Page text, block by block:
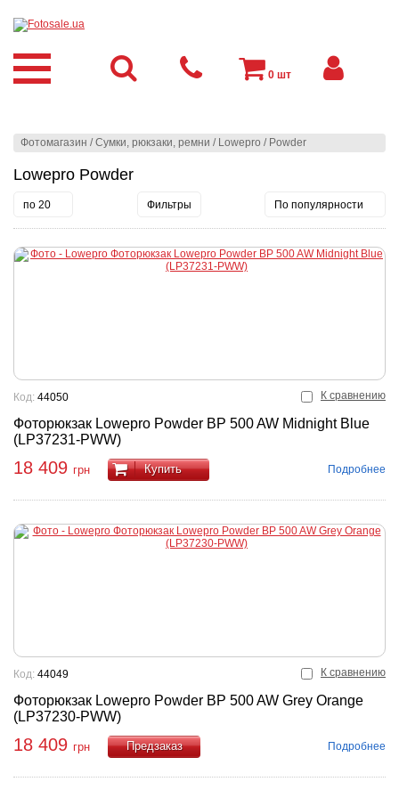
Фотомагазин /Сумки, рюкзаки, ремни / Lowepro / Powder
Lowepro Powder
по 20 Фильтры По популярности
К сравнению
Фоторюкзак Lowepro Powder BP 500 AW Midnight Blue
(LP37231-PWW)
Код: 44050
18 409 грн Купить Подробнее
К сравнению
Фоторюкзак Lowepro Powder BP 500 AW Grey Orange
(LP37230-PWW)
Код: 44049
18 409 грн
Подробнее
0 шт